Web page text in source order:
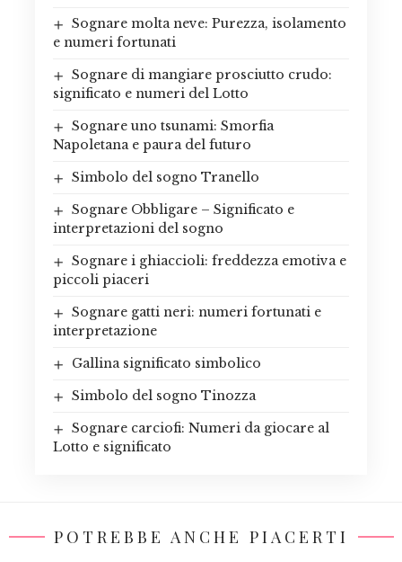
Sognare molta neve: Purezza, isolamento
e numeri fortunati
Sognare di mangiare prosciutto crudo:
significato e numeri del Lotto
Sognare uno tsunami: Smorfia
Napoletana e paura del futuro
Simbolo del sogno Tranello
Sognare Obbligare – Significato e
interpretazioni del sogno
Sognare i ghiaccioli: freddezza emotiva e
piccoli piaceri
Sognare gatti neri: numeri fortunati e
interpretazione
Gallina significato simbolico
Simbolo del sogno Tinozza
Sognare carciofi: Numeri da giocare al
Lotto e significato
POTREBBE ANCHE PIACERTI